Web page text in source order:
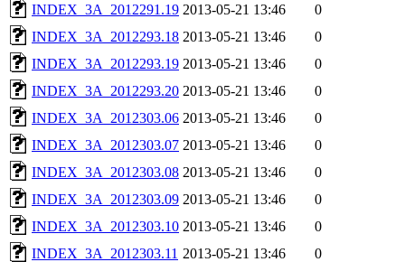
INDEX_3A_2012291.19 2013-05-21 13:46
0
INDEX_3A_2012293.18 2013-05-21 13:46
0
INDEX_3A_2012293.19 2013-05-21 13:46
0
INDEX_3A_2012293.20 2013-05-21 13:46
0
INDEX_3A_2012303.06 2013-05-21 13:46
0
INDEX_3A_2012303.07 2013-05-21 13:46
0
INDEX_3A_2012303.08 2013-05-21 13:46
0
INDEX_3A_2012303.09 2013-05-21 13:46
0
INDEX_3A_2012303.10 2013-05-21 13:46
0
INDEX_3A_2012303.11 2013-05-21 13:46
0